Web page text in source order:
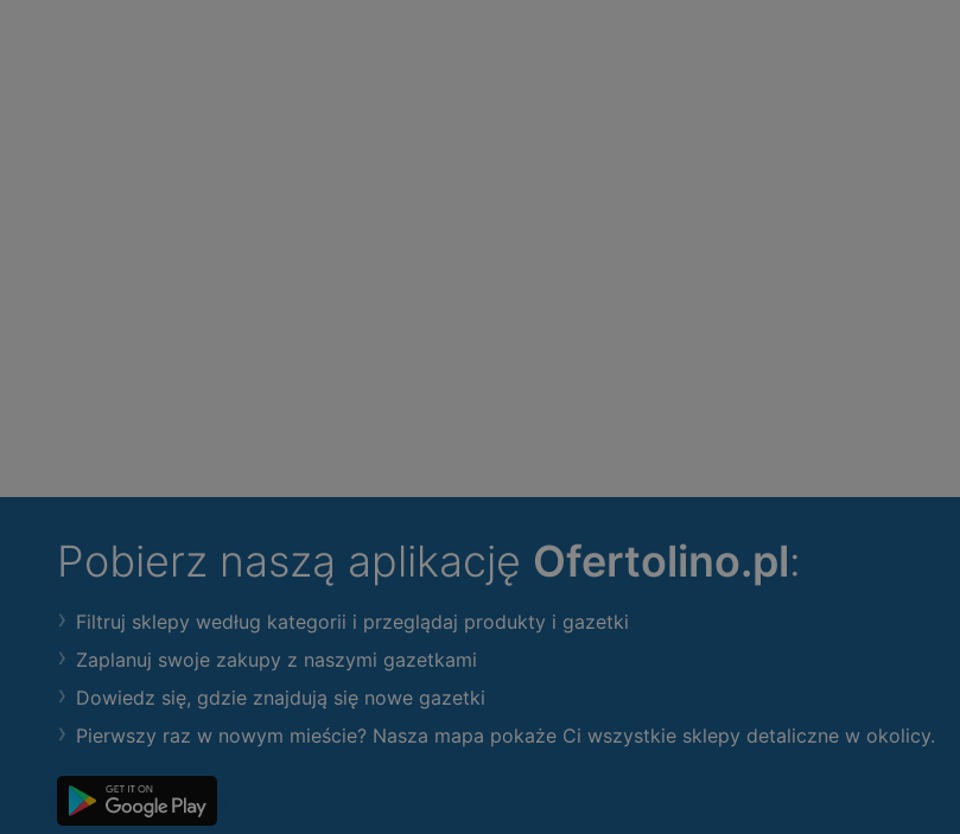
Pobierz naszą aplikację Ofertolino.pl:
Filtruj sklepy według kategorii i przeglądaj produkty i gazetki
Zaplanuj swoje zakupy z naszymi gazetkami
Dowiedz się, gdzie znajdują się nowe gazetki
Pierwszy raz w nowym mieście? Nasza mapa pokaże Ci wszystkie sklepy detaliczne w okolicy.